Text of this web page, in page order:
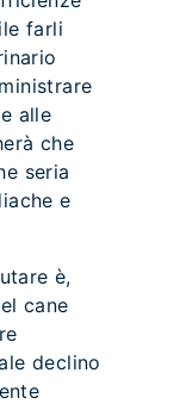
farli
alle
che
seria
e
è,
cane
declino